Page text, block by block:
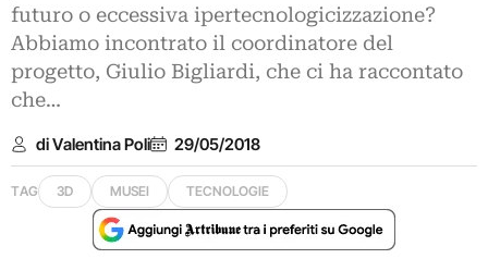
futuro o eccessiva ipertecnologicizzazione?
Abbiamo incontrato il coordinatore del
progetto, Giulio Bigliardi, che ci ha raccontato
che…
di Valentina Poli 29/05/2018
TAG 3D MUSEI TECNOLOGIE